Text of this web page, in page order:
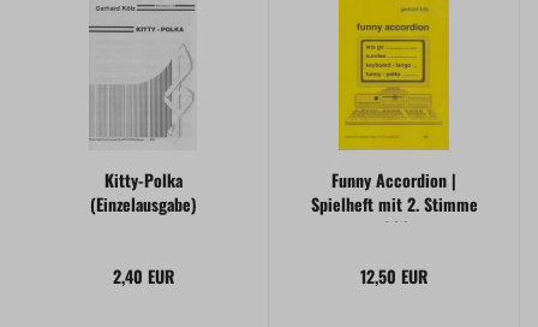
Kitty-Polka
(Einzelausgabe)
2,40 EUR
Funny Accordion |
Spielheft mit 2. Stimme
ad lib.
12,50 EUR